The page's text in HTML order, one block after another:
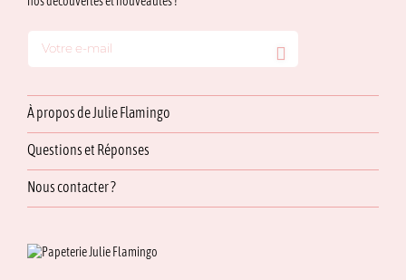
À propos de Julie Flamingo
Questions et Réponses
Nous contacter ?